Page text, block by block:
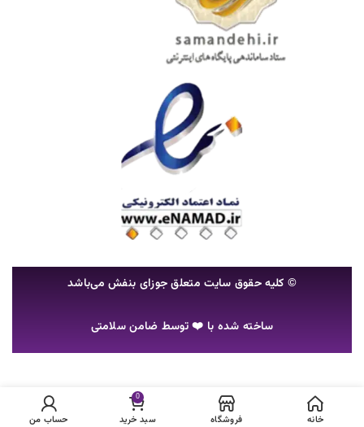
© کلیه حقوق سایت متعلق جوزای بنفش می‌باشد
ساخته شده با ❤️ توسط ضامن سلامتی
سینره مدل Vivacity
۲۸,۰۰۰
نمی خانه فروشگاه
0
سبد خرید حساب من